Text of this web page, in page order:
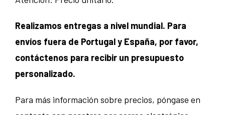
Realizamos entregas a nivel mundial. Para
envíos fuera de Portugal y España, por favor,
contáctenos para recibir un presupuesto
personalizado.
Para más información sobre precios, póngase en